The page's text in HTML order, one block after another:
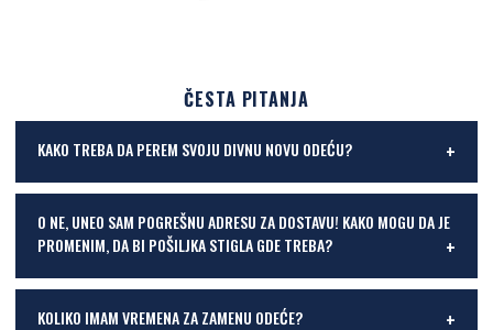
ČESTA PITANJA
KAKO TREBA DA PEREM SVOJU DIVNU NOVU ODEĆU?
O NE, UNEO SAM POGREŠNU ADRESU ZA DOSTAVU! KAKO MOGU DA JE
PROMENIM, DA BI POŠILJKA STIGLA GDE TREBA?
KOLIKO IMAM VREMENA ZA ZAMENU ODEĆE?